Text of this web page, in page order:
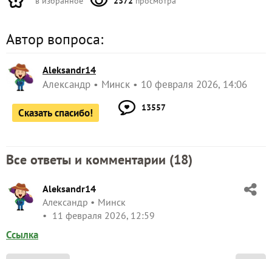
Автор вопроса:
Aleksandr14
Александр Минск 10 февраля 2026, 14:06
Сказать спасибо! 13557
Все ответы и комментарии (18)
Aleksandr14
Александр
Минск
11 февраля 2026, 12:59
Ссылка